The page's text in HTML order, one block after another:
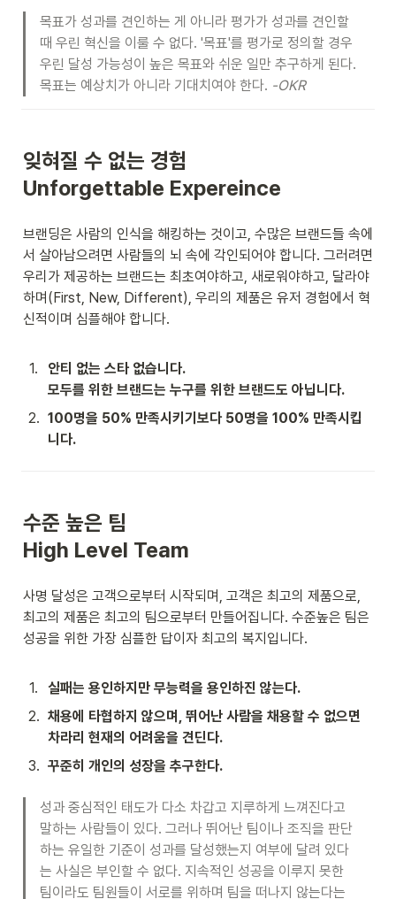
목표가 성과를 견인하는 게 아니라 평가가 성과를 견인할
때 우린 혁신을 이룰 수 없다. '목표'를 평가로 정의할 경우
우린 달성 가능성이 높은 목표와 쉬운 일만 추구하게 된다.
목표는 예상치가 아니라 기대치여야 한다. -OKR
잊혀질 수 없는 경험
Unforgettable Expereince
브랜딩은 사람의 인식을 해킹하는 것이고, 수많은 브랜드들 속에
서 살아남으려면 사람들의 뇌 속에 각인되어야 합니다. 그러려면
우리가 제공하는 브랜드는 최초여야하고, 새로워야하고, 달라야
하며(First, New, Different), 우리의 제품은 유저 경험에서 혁
신적이며 심플해야 합니다.
1.
안티 없는 스타 없습니다.
모두를 위한 브랜드는 누구를 위한 브랜드도 아닙니다.
2. 100명을 50% 만족시키기보다 50명을 100% 만족시킵
니다.
수준 높은 팀
High Level Team
사명 달성은 고객으로부터 시작되며, 고객은 최고의 제품으로,
최고의 제품은 최고의 팀으로부터 만들어집니다. 수준높은 팀은
성공을 위한 가장 심플한 답이자 최고의 복지입니다.
1.
실패는 용인하지만 무능력을 용인하진 않는다.
2. 채용에 타협하지 않으며, 뛰어난 사람을 채용할 수 없으면
차라리 현재의 어려움을 견딘다.
3. 꾸준히 개인의 성장을 추구한다.
성과 중심적인 태도가 다소 차갑고 지루하게 느껴진다고
말하는 사람들이 있다. 그러나 뛰어난 팀이나 조직을 판단
하는 유일한 기준이 성과를 달성했는지 여부에 달려 있다
는 사실은 부인할 수 없다. 지속적인 성공을 이루지 못한
팀이라도 팀원들이 서로를 위하며 팀을 떠나지 않는다는